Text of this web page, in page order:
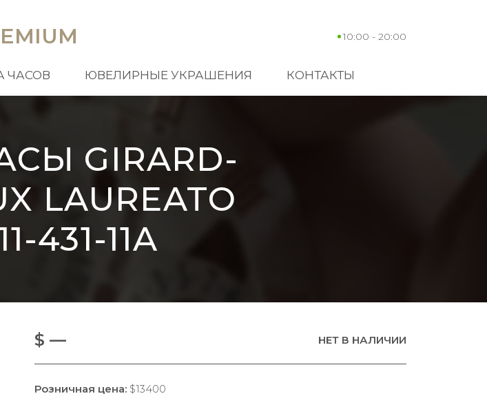
10:00 - 20:00
ЧАСОВ ЮВЕЛИРНЫЕ УКРАШЕНИЯ КОНТАКТЫ
GIRARD-
LAUREATO
431-11A
$ — НЕТ В НАЛИЧИИ
Розничная цена: $13400